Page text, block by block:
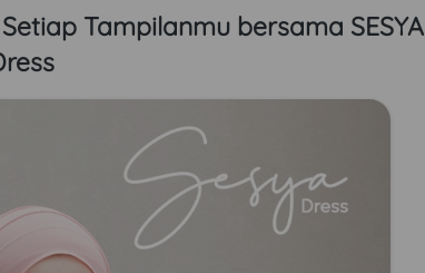
Tampilanmu bersama SESYA